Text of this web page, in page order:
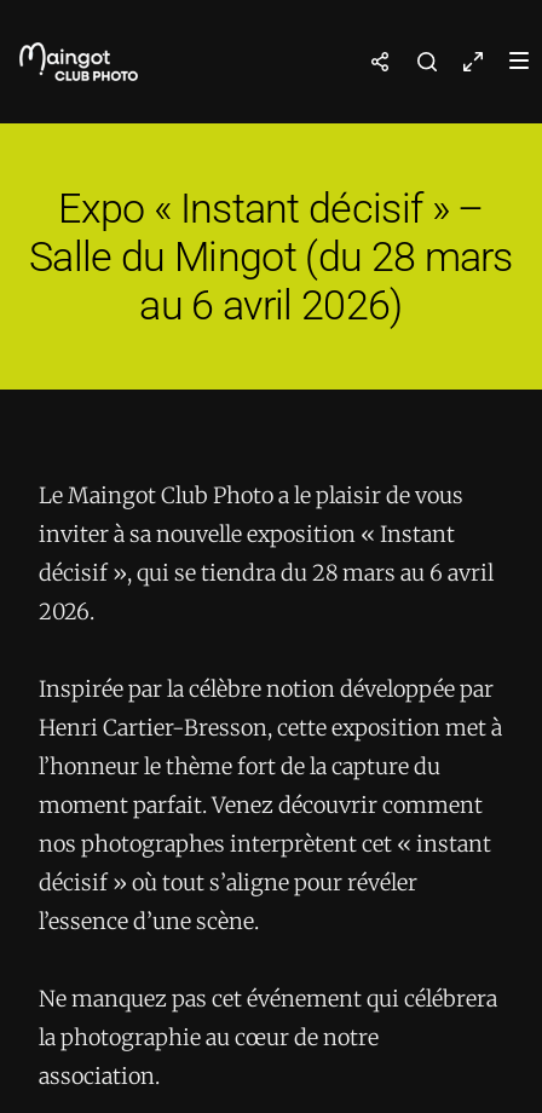
Expo « Instant décisif » –
Salle du Mingot (du 28 mars
au 6 avril 2026)
Le Maingot Club Photo a le plaisir de vous
inviter à sa nouvelle exposition « Instant
décisif », qui se tiendra du 28 mars au 6 avril
2026.
Inspirée par la célèbre notion développée par
Henri Cartier-Bresson, cette exposition met à
l’honneur le thème fort de la capture du
moment parfait. Venez découvrir comment
nos photographes interprètent cet « instant
décisif » où tout s’aligne pour révéler
l’essence d’une scène.
Ne manquez pas cet événement qui célébrera
la photographie au cœur de notre
association.